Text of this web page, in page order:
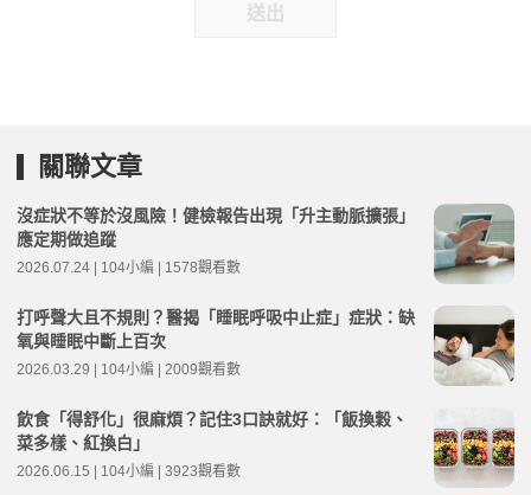
送出
關聯文章
沒症狀不等於沒風險！健檢報告出現「升主動脈擴張」
應定期做追蹤
2026.07.24 | 104小編 | 1578觀看數
打呼聲大且不規則？醫揭「睡眠呼吸中止症」症狀：缺
氧與睡眠中斷上百次
2026.03.29 | 104小編 | 2009觀看數
飲食「得舒化」很麻煩？記住3口訣就好：「飯換穀、
菜多樣、紅換白」
2026.06.15 | 104小編 | 3923觀看數